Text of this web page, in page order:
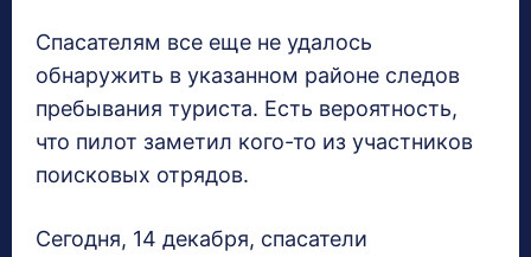
Спасателям все еще не удалось
обнаружить в указанном районе следов
пребывания туриста. Есть вероятность,
что пилот заметил кого-то из участников
поисковых отрядов.
Сегодня, 14 декабря, спасатели